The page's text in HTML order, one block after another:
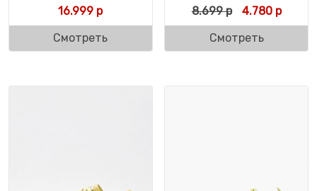
16.999 р
Смотреть
8.699р 4.780р
Смотреть